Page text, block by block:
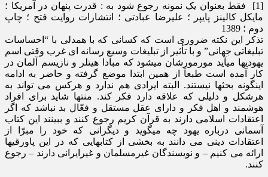
[1] فقط بعنوان یک نمونه رجوع شود به : قدرت پنهان در آمریکا ؛
مایکل کالینز پایپر ؛ علیرضا عبادتی ؛ انتشارات روایت فتح ؛ چاپ
دوم ؛ 1389
تذکر این نکته ضروری است که کسانی که با همدلی با “احساسات
تبلیغاتی جهانی” و با تأثیر از تبلیغات وسیع رسانه ای غرب وقتی اسم
یهودی­ها می­آید مورمورشان می­شود که مبادا هیتلر و نازیسم آلمان در
کار آمده است طبعاً از همین ابتدا موضع گرفته و حاضر به ادامه
اینگونه بحث­ها نیستند. البته ایرادی هم ندارد و هرکس می تواند به
هرشکل و دلیلی که علاقه دارد فکر کند. منتها شاید برای افراد
هوشمند و اهل فکر و دارای عقل مستقل و فعّال بد نباشد که اگر
اعتقادات اسلامی دارند به قرآن کریم رجوع کنند و ببینند این کتاب
آسمانی درباره یهود چه می­گوید و دیگرانی که خود را مبرّا از
اعتقادات دینی می دانند به بخشی از کتاب­هایی که در این پاورقی­ها
ارائه می کنیم – و نویسندگان غیرمسلمان و غیرایرانی دارند – رجوع
کنند.